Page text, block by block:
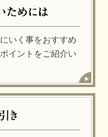
いく事をおすすめ
イントをご紹介い